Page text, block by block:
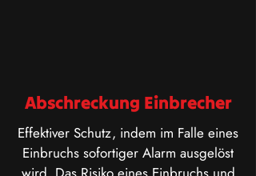
Abschreckung Einbrecher
Effektiver Schutz, indem im Falle eines
Einbruchs sofortiger Alarm ausgelöst